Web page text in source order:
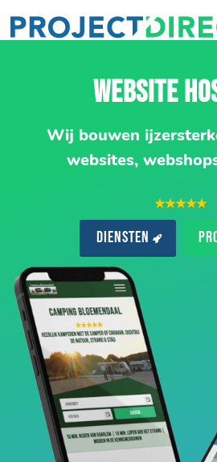
WEBSITE
Wij bouwen
websites,
★★★★★
Diensten